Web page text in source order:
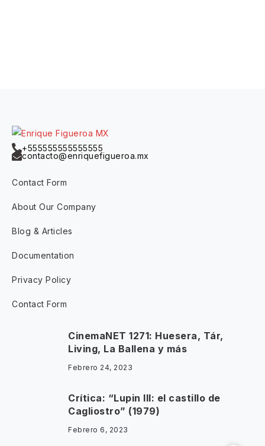
+555555555555555
contacto@enriquefigueroa.mx
Contact Form
About Our Company
Blog & Articles
Documentation
Privacy Policy
Contact Form
CinemaNET 1271: Huesera, Tár,
Living, La Ballena y más
Febrero 24, 2023
Crítica: “Lupin III: el castillo de
Cagliostro” (1979)
Febrero 6, 2023